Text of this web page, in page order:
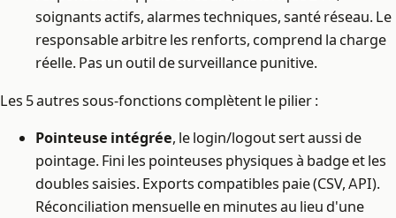
soignants actifs, alarmes techniques, santé réseau. Le
responsable arbitre les renforts, comprend la charge
réelle. Pas un outil de surveillance punitive.
Les 5 autres sous-fonctions complètent le pilier :
Pointeuse intégrée, le login/logout sert aussi de
pointage. Fini les pointeuses physiques à badge et les
doubles saisies. Exports compatibles paie (CSV, API).
Réconciliation mensuelle en minutes au lieu d'une